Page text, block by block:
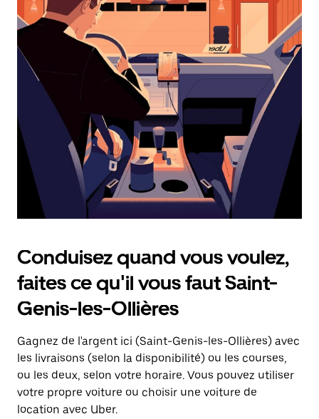
calendrier
et
sélectionner
une
date.
Appuyez
d'échappement
pour
fermer
calendrier.
Conduisez quand vous voulez,
faites ce qu'il vous faut Saint-
Genis-les-Ollières
Gagnez de l'argent ici (Saint-Genis-les-Ollières) avec
les livraisons (selon la disponibilité) ou les courses,
ou les deux, selon votre horaire. Vous pouvez utiliser
votre propre voiture ou choisir une voiture de
location avec Uber.